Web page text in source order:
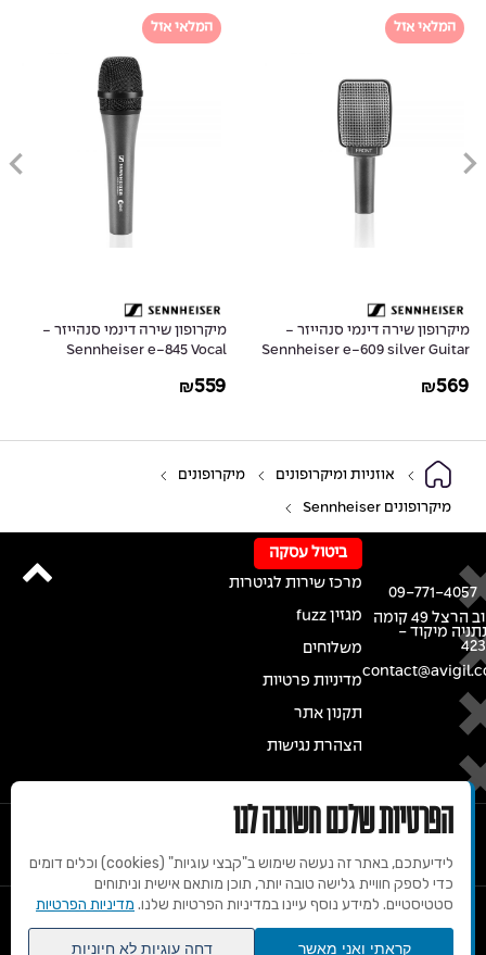
המלאי אזל
מיקרופון שירה דינמי סנהייזר -
Sennheiser e-609 silver Guitar
Microphone
₪569
המלאי אזל
מיקרופון שירה דינמי סנהייזר -
Sennheiser e-845 Vocal
Microphone
₪559
אוזניות ומיקרופונים מיקרופונים
מיקרופונים Sennheiser
רחוב הרצל 49 קומה
מיקוד -
09-771-4057
ביטול עסקה
מרכז שירות לגיטרות
מגזין fuzz
משלוחים
מדיניות פרטיות
תקנון אתר
הצהרת נגישות
הפרטיות שלכם חשובה לנו
לידיעתכם, באתר זה נעשה שימוש ב"קבצי עוגיות" (cookies) וכלים דומים
כדי לספק חוויית גלישה טובה יותר, תוכן מותאם אישית וניתוחים
סטטיסטיים. למידע נוסף עיינו במדיניות הפרטיות שלנו. מדיניות הפרטיות
קראתי ואני מאשר דחה עוגיות לא חיוניות